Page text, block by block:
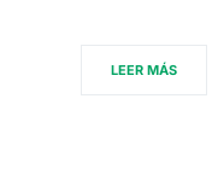
LEER MÁS